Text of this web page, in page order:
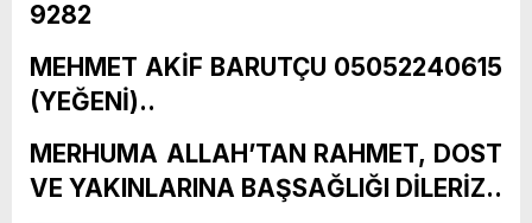
9282
MEHMET AKİF BARUTÇU 05052240615
(YEĞENİ)..
MERHUMA ALLAH’TAN RAHMET, DOST
VE YAKINLARINA BAŞSAĞLIĞI DİLERİZ..